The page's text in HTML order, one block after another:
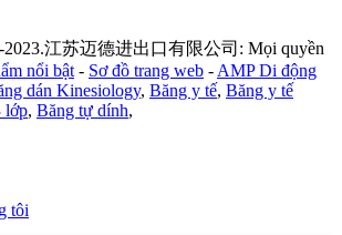
2023.江苏迈德进出口有限公司: Mọi quyền
nổi bật - Sơ đồ trang web - AMP Di động
dán Kinesiology, Băng y tế, Băng y tế
lớp, Băng tự dính,
tôi